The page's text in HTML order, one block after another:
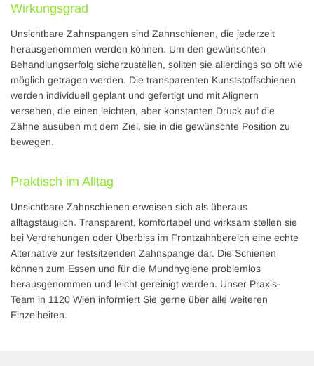
Wirkungsgrad
Unsichtbare Zahnspangen sind Zahnschienen, die jederzeit
herausgenommen werden können. Um den gewünschten
Behandlungserfolg sicherzustellen, sollten sie allerdings so oft wie
möglich getragen werden. Die transparenten Kunststoffschienen
werden individuell geplant und gefertigt und mit Alignern
versehen, die einen leichten, aber konstanten Druck auf die
Zähne ausüben mit dem Ziel, sie in die gewünschte Position zu
bewegen.
Praktisch im Alltag
Unsichtbare Zahnschienen erweisen sich als überaus
alltagstauglich. Transparent, komfortabel und wirksam stellen sie
bei Verdrehungen oder Überbiss im Frontzahnbereich eine echte
Alternative zur festsitzenden Zahnspange dar. Die Schienen
können zum Essen und für die Mundhygiene problemlos
herausgenommen und leicht gereinigt werden. Unser Praxis-
Team in 1120 Wien informiert Sie gerne über alle weiteren
Einzelheiten.